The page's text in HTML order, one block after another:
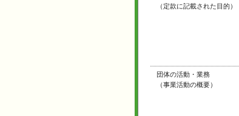
（定款に記載された目的）
団体の活動・業務
（事業活動の概要）